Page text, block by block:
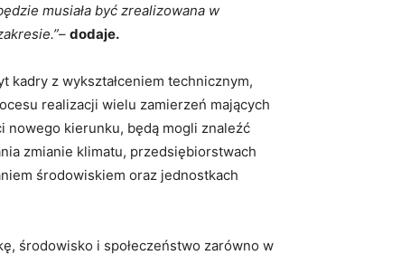
musiała być zrealizowana w
– dodaje.
z wykształceniem technicznym,
realizacji wielu zamierzeń mających
nowego kierunku, będą mogli znaleźć
zmianie klimatu, przedsiębiorstwach
środowiskiem oraz jednostkach
środowisko i społeczeństwo zarówno w